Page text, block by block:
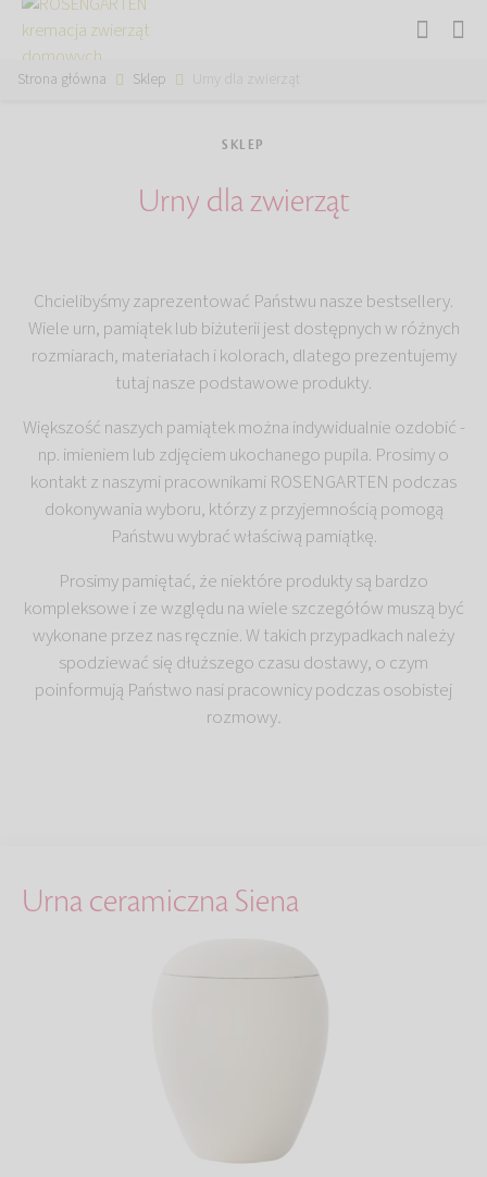
Strona główna Sklep Urny dla zwierząt
SKLEP
Urny dla zwierząt
Chcielibyśmy zaprezentować Państwu nasze bestsellery.
Wiele urn, pamiątek lub biżuterii jest dostępnych w różnych
rozmiarach, materiałach i kolorach, dlatego prezentujemy
tutaj nasze podstawowe produkty.
Większość naszych pamiątek można indywidualnie ozdobić -
np. imieniem lub zdjęciem ukochanego pupila. Prosimy o
kontakt z naszymi pracownikami ROSENGARTEN podczas
dokonywania wyboru, którzy z przyjemnością pomogą
Państwu wybrać właściwą pamiątkę.
Prosimy pamiętać, że niektóre produkty są bardzo
kompleksowe i ze względu na wiele szczegółów muszą być
wykonane przez nas ręcznie. W takich przypadkach należy
spodziewać się dłuższego czasu dostawy, o czym
poinformują Państwo nasi pracownicy podczas osobistej
rozmowy.
Urna ceramiczna Siena